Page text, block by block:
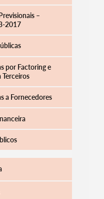
–
2017
por Factoring e
a Fornecedores